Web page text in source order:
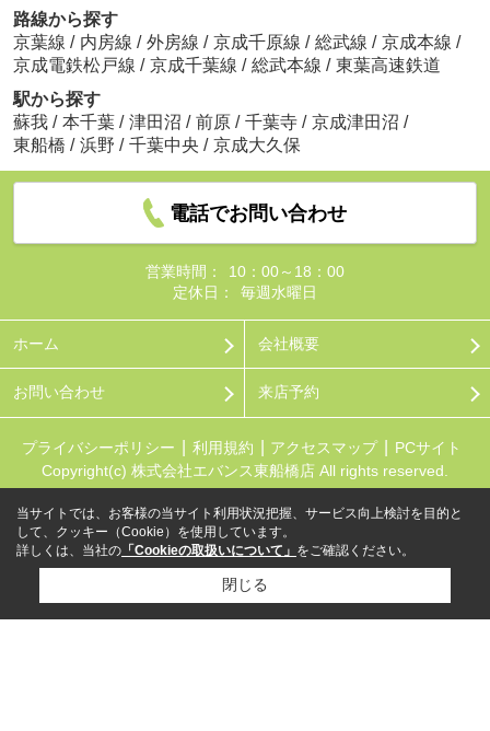
路線から探す
京葉線 / 内房線 / 外房線 / 京成千原線 / 総武線 / 京成本線 /
京成電鉄松戸線 / 京成千葉線 / 総武本線 / 東葉高速鉄道
駅から探す
蘇我 / 本千葉 / 津田沼 / 前原 / 千葉寺 / 京成津田沼 /
東船橋 / 浜野 / 千葉中央 / 京成大久保
電話でお問い合わせ
営業時間：
10：00～18：00
定休日：
毎週水曜日
ホーム 会社概要
お問い合わせ 来店予約
プライバシーポリシー 利用規約 アクセスマップ
PCサイト
Copyright(c) 株式会社エバンス東船橋店 All rights reserved.
当サイトでは、お客様の当サイト利用状況把握、サービス向上検討を目的と
して、クッキー（Cookie）を使用しています。
詳しくは、当社の 「Cookieの取扱いについて」 をご確認ください。
閉じる